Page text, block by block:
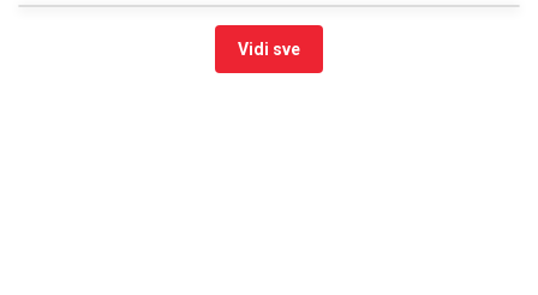
Vidi sve